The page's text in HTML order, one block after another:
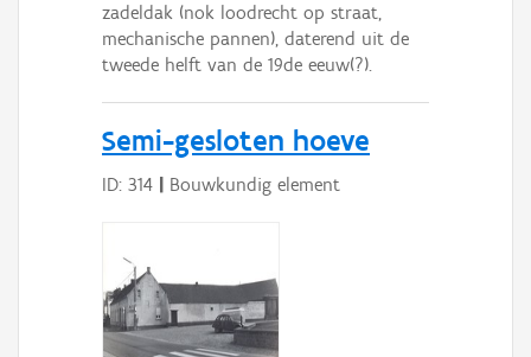
zadeldak (nok loodrecht op straat,
mechanische pannen), daterend uit de
tweede helft van de 19de eeuw(?).
Semi-gesloten hoeve
ID: 314 | Bouwkundig element